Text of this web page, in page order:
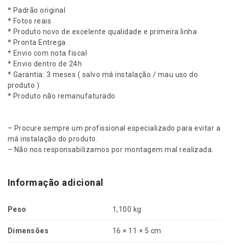
s
h
i
P
a
j
e
r
o
l
l
2
2
0
8
* Padrão original
* Fotos reais
* Produto novo de excelente qualidade e primeira linha
* Pronta Entrega
* Envio com nota fiscal
* Envio dentro de 24h
* Garantia: 3 meses ( salvo má instalação / mau uso do
produto )
* Produto não remanufaturado
– Procure sempre um profissional especializado para evitar a
má instalação do produto.
– Não nos responsabilizamos por montagem mal realizada.
Informação adicional
Peso 1,100 kg
Dimensões 16 × 11 × 5 cm